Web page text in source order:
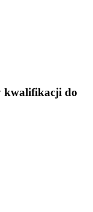
kwalifikacji do